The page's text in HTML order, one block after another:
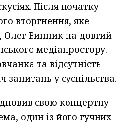
Після початку
вторгнення, яке
Олег Винник на довгий
медіапростору.
та відсутність
запитань у суспільства.
свою концертну
один із його гучних